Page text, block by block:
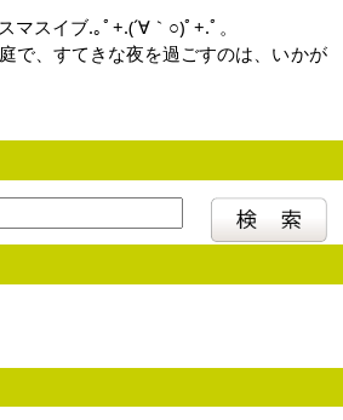
スイブ.｡ﾟ+.(´∀｀○)ﾟ+.ﾟ。
で、すてきな夜を過ごすのは、いかが